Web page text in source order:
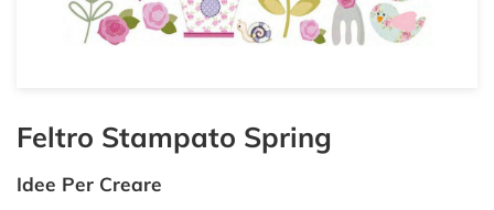
Feltro Stampato Spring
Idee Per Creare